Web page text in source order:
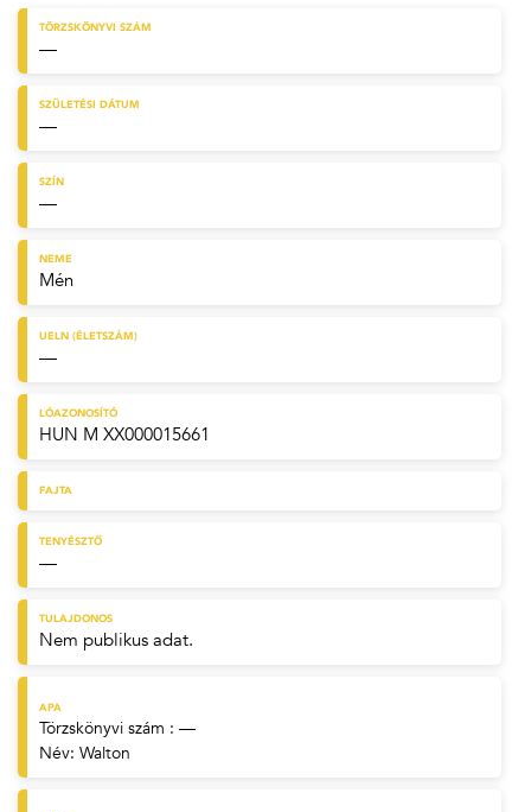
TÖRZSKÖNYVI SZÁM
—
SZÜLETÉSI DÁTUM
—
SZÍN
—
NEME
Mén
UELN (ÉLETSZÁM)
—
LÓAZONOSÍTÓ
HUN M XX000015661
FAJTA
TENYÉSZTŐ
—
TULAJDONOS
Nem publikus adat.
APA
Törzskönyvi szám : —
Név: Walton